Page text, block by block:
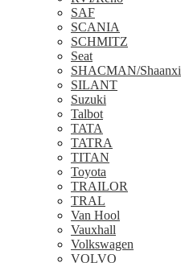
SAF
SCANIA
SCHMITZ
Seat
SHACMAN/Shaanxi
SILANT
Suzuki
Talbot
TATA
TATRA
TITAN
Toyota
TRAILOR
TRAL
Van Hool
Vauxhall
Volkswagen
VOLVO